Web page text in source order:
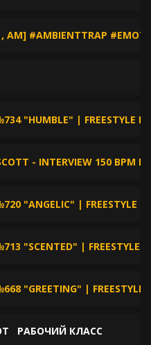
, AM] #AMBIENTTRAP
"HUMBLE" | FREESTYLE
- INTERVIEW 150 BPM
"ANGELIC" | FREESTYLE
"SCENTED" | FREESTYLE
"GREETING" | FREESTYLE
РАБОЧИЙ КЛАСС